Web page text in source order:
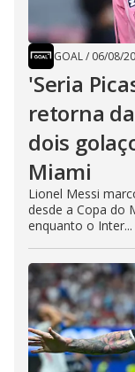
GOAL/ 06/08/
'Seria
retorna
dois
Miami
Lionel Messi
desde a Copa do
enquanto o Inter...